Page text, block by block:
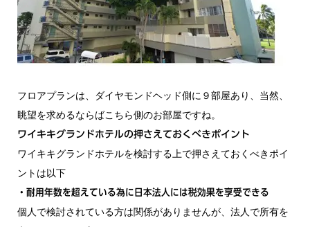
フロアプランは、ダイヤモンドヘッド側に９部屋あり、当然、
眺望を求めるならばこちら側のお部屋ですね。
ワイキキグランドホテルの押さえておくべきポイント
ワイキキグランドホテルを検討する上で押さえておくべきポイ
ントは以下
・耐用年数を超えている為に日本法人には税効果を享受できる
個人で検討されている方は関係がありませんが、法人で所有を